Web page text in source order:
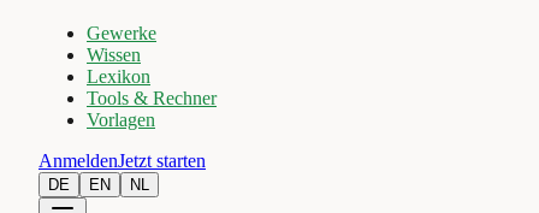
Gewerke
Wissen
Lexikon
Tools & Rechner
Vorlagen
AnmeldenJetzt starten
DE EN NL